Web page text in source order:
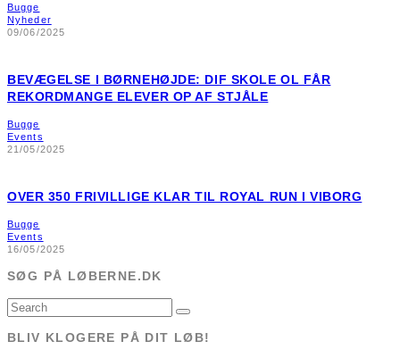
Bugge
Nyheder
09/06/2025
BEVÆGELSE I BØRNEHØJDE: DIF SKOLE OL FÅR
REKORDMANGE ELEVER OP AF STJÅLE
Bugge
Events
21/05/2025
OVER 350 FRIVILLIGE KLAR TIL ROYAL RUN I VIBORG
Bugge
Events
16/05/2025
SØG PÅ LØBERNE.DK
BLIV KLOGERE PÅ DIT LØB!